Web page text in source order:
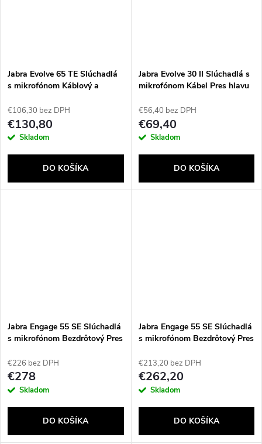
Jabra Evolve 65 TE Slúchadlá
s mikrofónom Káblový a
Kancelária / call centrum USB
Typ-A Bluetooth Čierna
€106,30 bez DPH
€130,80
Skladom
DO KOŠÍKA
Jabra Evolve 30 II Slúchadlá s
mikrofónom Kábel Pres hlavu
Type-C / USB Type-A Čierna
€56,40 bez DPH
€69,40
Skladom
DO KOŠÍKA
Jabra Engage 55 SE Slúchadlá
s mikrofónom Bezdrôtový Pres
USB Typ-C Čierna
€226 bez DPH
€278
Skladom
DO KOŠÍKA
Jabra Engage 55 SE Slúchadlá
s mikrofónom Bezdrôtový Pres
USB Typ-C Čierna
€213,20 bez DPH
€262,20
Skladom
DO KOŠÍKA